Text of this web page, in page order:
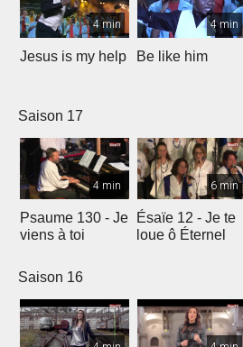
4 min
Jesus is my help
4 min
Be like him
Saison 17
4 min
Psaume 130 - Je
viens à toi
6 min
Ésaïe 12 - Je te
loue ô Éternel
Saison 16